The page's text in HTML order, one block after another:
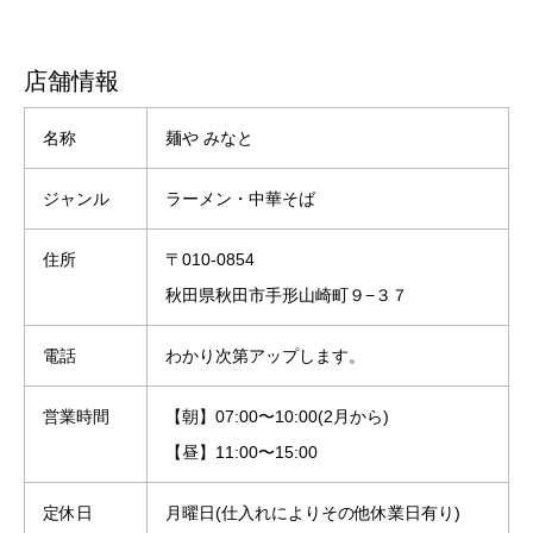
店舗情報
名称 麺や みなと
ジャンル ラーメン・中華そば
住所
〒010-0854
秋田県秋田市手形山崎町９−３７
電話 わかり次第アップします。
営業時間
【朝】07:00〜10:00(2月から)
【昼】11:00〜15:00
定休日 月曜日(仕入れによりその他休業日有り)